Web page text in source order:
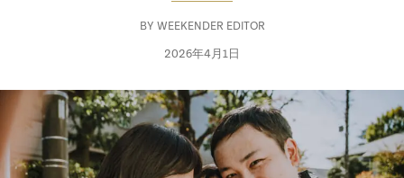
BY WEEKENDER EDITOR
2026年4月1日